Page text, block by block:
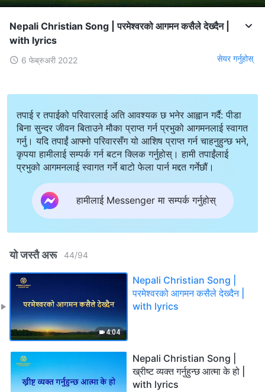
Nepali Christian Song | परमेश्‍वरको आगमन कसैले देख्दैन |
with lyrics
6 फेब्रुअरी 2022 सेयर गर्नुहोस्
तपाई र तपाईको परिवारलाई अति आवश्यक छ भनेर आह्वान गर्दै: पीडा
बिना सुन्दर जीवन बिताउने मौका प्राप्त गर्न प्रभुको आगमनलाई स्वागत
गर्नु। यदि तपाईं आफ्नो परिवारसँग यो आशिष प्राप्त गर्न चाहनुहुन्छ भने,
कृपया हामीलाई सम्पर्क गर्न बटन क्लिक गर्नुहोस्। हामी तपाईंलाई
प्रभुको आगमनलाई स्वागत गर्ने बाटो फेला पार्न मद्दत गर्नेछौं।
हामीलाई Messenger मा सम्पर्क गर्नुहोस्
यो जस्तै अरू 44/94
4:04
Nepali Christian Song |
परमेश्‍वरको आगमन कसैले देख्दैन |
with lyrics
Nepali Christian Song |
ख्रीष्ट व्यक्त गर्नुहुन्छ आत्मा के हो |
with lyrics